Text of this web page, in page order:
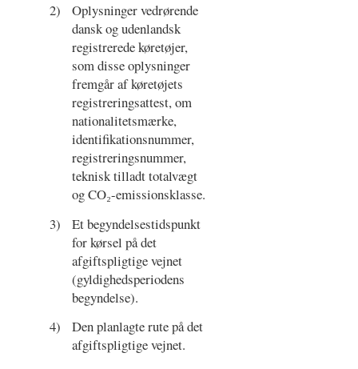
2)
Oplysninger vedrørende
dansk og udenlandsk
registrerede køretøjer,
som disse oplysninger
fremgår af køretøjets
registreringsattest, om
nationalitetsmærke,
identifikationsnummer,
registreringsnummer,
teknisk tilladt totalvægt
og CO₂-emissionsklasse.
3)
Et begyndelsestidspunkt
for kørsel på det
afgiftspligtige vejnet
(gyldighedsperiodens
begyndelse).
4)
Den planlagte rute på det
afgiftspligtige vejnet.